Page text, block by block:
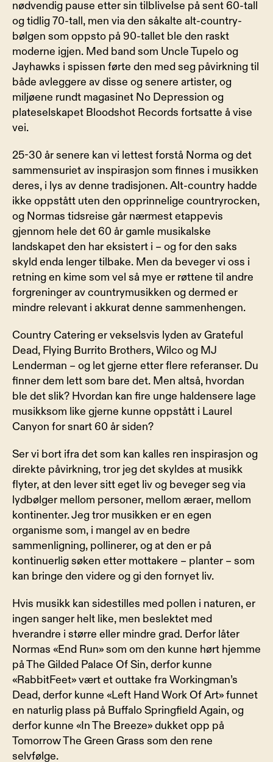
nødvendig pause etter sin tilblivelse på sent 60-tall
og tidlig 70-tall, men via den såkalte alt-country-
bølgen som oppsto på 90-tallet ble den raskt
moderne igjen. Med band som Uncle Tupelo og
Jayhawks i spissen førte den med seg påvirkning til
både avleggere av disse og senere artister, og
miljøene rundt magasinet No Depression og
plateselskapet Bloodshot Records fortsatte å vise
vei.
25-30 år senere kan vi lettest forstå Norma og det
sammensuriet av inspirasjon som finnes i musikken
deres, i lys av denne tradisjonen. Alt-country hadde
ikke oppstått uten den opprinnelige countryrocken,
og Normas tidsreise går nærmest etappevis
gjennom hele det 60 år gamle musikalske
landskapet den har eksistert i – og for den saks
skyld enda lenger tilbake. Men da beveger vi oss i
retning en kime som vel så mye er røttene til andre
forgreninger av countrymusikken og dermed er
mindre relevant i akkurat denne sammenhengen.
Country Catering er vekselsvis lyden av Grateful
Dead, Flying Burrito Brothers, Wilco og MJ
Lenderman – og let gjerne etter flere referanser. Du
finner dem lett som bare det. Men altså, hvordan
ble det slik? Hvordan kan fire unge haldensere lage
musikksom like gjerne kunne oppstått i Laurel
Canyon for snart 60 år siden?
Ser vi bort ifra det som kan kalles ren inspirasjon og
direkte påvirkning, tror jeg det skyldes at musikk
flyter, at den lever sitt eget liv og beveger seg via
lydbølger mellom personer, mellom æraer, mellom
kontinenter. Jeg tror musikken er en egen
organisme som, i mangel av en bedre
sammenligning, pollinerer, og at den er på
kontinuerlig søken etter mottakere – planter – som
kan bringe den videre og gi den fornyet liv.
Hvis musikk kan sidestilles med pollen i naturen, er
ingen sanger helt like, men beslektet med
hverandre i større eller mindre grad. Derfor låter
Normas «End Run» som om den kunne hørt hjemme
på The Gilded Palace Of Sin, derfor kunne
«RabbitFeet» vært et outtake fra Workingman’s
Dead, derfor kunne «Left Hand Work Of Art» funnet
en naturlig plass på Buffalo Springfield Again, og
derfor kunne «In The Breeze» dukket opp på
Tomorrow The Green Grass som den rene
selvfølge.